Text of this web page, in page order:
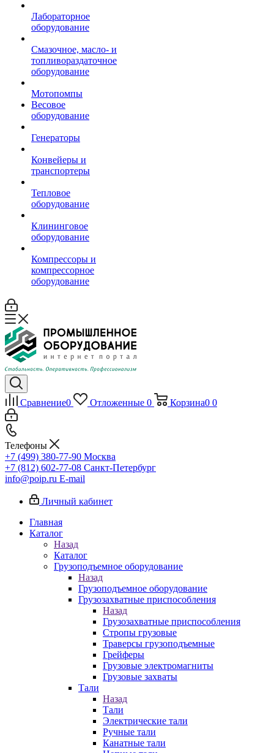
Лабораторное
оборудование
Смазочное, масло- и
топливораздаточное
оборудование
Мотопомпы
Весовое
оборудование
Генераторы
Конвейеры и
транспортеры
Тепловое
оборудование
Клининговое
оборудование
Компрессоры и
компрессорное
оборудование
Сравнение0 Отложенные 0 Корзина0 0
Телефоны
+7 (499) 380-77-90 Москва
+7 (812) 602-77-08 Санкт-Петербург
info@poip.ru E-mail
Личный кабинет
Главная
Каталог
Назад
Каталог
Грузоподъемное оборудование
Назад
Грузоподъемное оборудование
Грузозахватные приспособления
Назад
Грузозахватные приспособления
Стропы грузовые
Траверсы грузоподъемные
Грейферы
Грузовые электромагниты
Грузовые захваты
Тали
Назад
Тали
Электрические тали
Ручные тали
Канатные тали